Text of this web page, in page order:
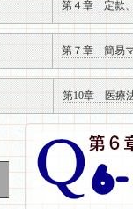
第４章 定款
第７章 簡易
第10章 医療